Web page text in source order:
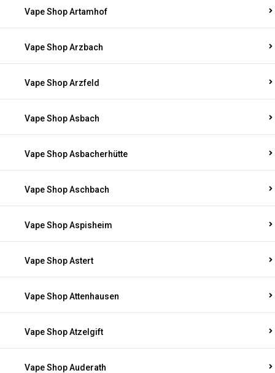
Vape Shop Artamhof
Vape Shop Arzbach
Vape Shop Arzfeld
Vape Shop Asbach
Vape Shop Asbacherhütte
Vape Shop Aschbach
Vape Shop Aspisheim
Vape Shop Astert
Vape Shop Attenhausen
Vape Shop Atzelgift
Vape Shop Auderath